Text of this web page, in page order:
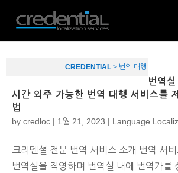
CREDENTIAL > 번역 대행
번역
시간 외주 가능한 번역 대행 서비스를
법
by credloc | 1월 21, 2023 | Language
크리덴셜 전문 번역 서비스 소개 번역 서
번역실을 직영하며 번역실 내에 번역가를